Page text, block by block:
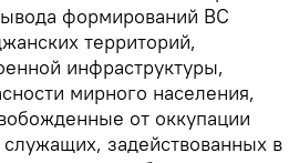
формирований ВС
территорий,
инфраструктуры,
мирного населения,
от оккупации
задействованных в